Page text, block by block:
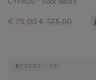
Sale price:
€ 75,00 Regular price:
€ 125,00
BESTSELLER